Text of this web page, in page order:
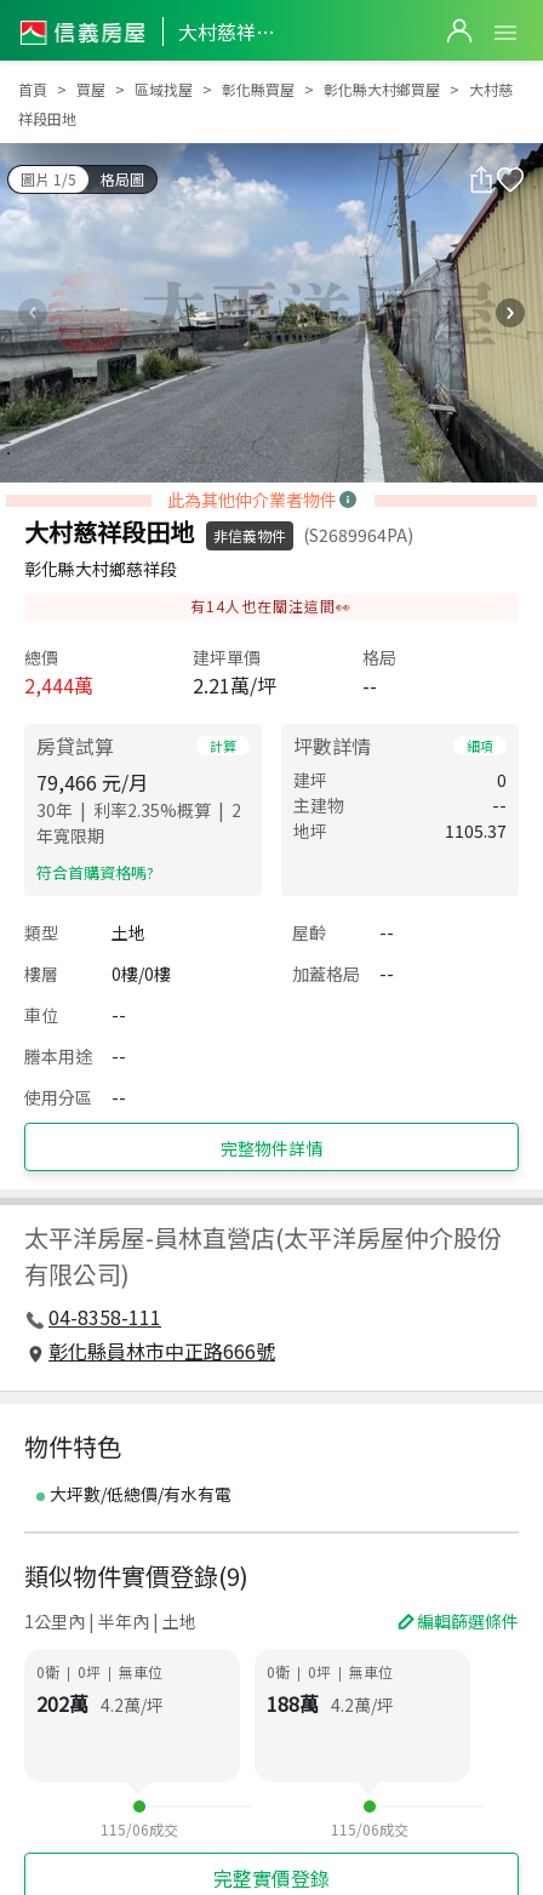
大村慈祥段田地
大村慈祥段田地
首頁 買屋 區域找屋 彰化縣買屋 彰化縣大村鄉買屋
大村慈
祥段田地
圖片 1/5 格局圖
此為其他仲介業者物件
大村慈祥段田地 非信義物件
(S2689964PA)
彰化縣大村鄉慈祥段
有14人也在關注這間👀
總價
2,444萬
建坪單價
2.21萬/坪
格局
--
房貸試算 計算
79,466 元/月
30年 | 利率2.35%概算 | 2
年寬限期
​符合首購資格嗎?
坪數詳情 細項
建坪
0
主建物
--
地坪
1105.37
類型 土地 屋齡
--
樓層
0樓/0樓 加蓋格局
--
車位
--
謄本用途
--
使用分區
--
完整物件詳情
太平洋房屋-員林直營店(太平洋房屋仲介股份
有限公司)
04-8358-111
彰化縣員林市中正路666號
物件特色
大坪數/低總價/有水有電
類似物件實價登錄(9)
1公里內 | 半年內 | 土地 編輯篩選條件
0衛 | 0坪 | 無車位
202萬 4.2萬/坪
115/06成交
0衛 | 0坪 | 無車位
188萬 4.2萬/坪
115/06成交
完整實價登錄